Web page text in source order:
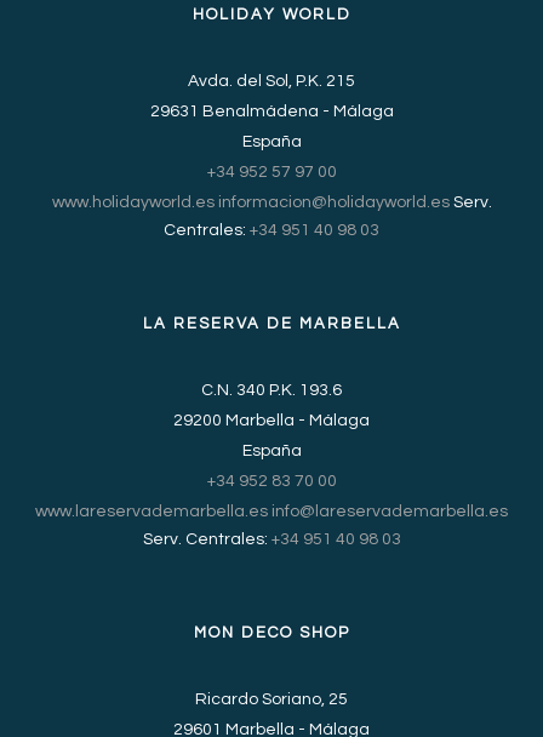
HOLIDAY WORLD
Avda. del Sol, P.K. 215
29631 Benalmádena - Málaga
España
+34 952 57 97 00
www.holidayworld.es informacion@holidayworld.esServ.
Centrales: +34 951 40 98 03
LA RESERVA DE MARBELLA
C.N. 340 P.K. 193.6
29200 Marbella - Málaga
España
+34 952 83 70 00
www.lareservademarbella.es info@lareservademarbella.es
Serv. Centrales: +34 951 40 98 03
MON DECO SHOP
Ricardo Soriano, 25
29601 Marbella - Málaga